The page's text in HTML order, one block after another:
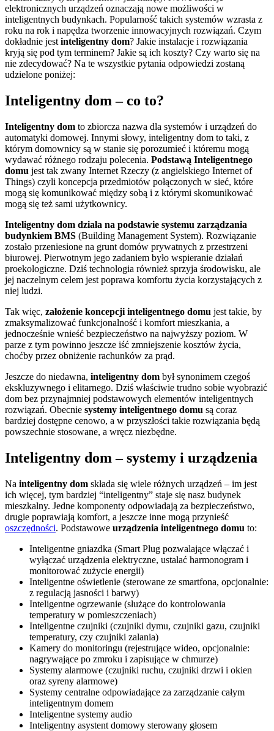
elektronicznych urządzeń oznaczają nowe możliwości w
inteligentnych budynkach. Popularność takich systemów wzrasta z
roku na rok i napędza tworzenie innowacyjnych rozwiązań. Czym
dokładnie jest inteligentny dom? Jakie instalacje i rozwiązania
kryją się pod tym terminem? Jakie są ich koszty? Czy warto się na
nie zdecydować? Na te wszystkie pytania odpowiedzi zostaną
udzielone poniżej:
Inteligentny dom – co to?
Inteligentny dom to zbiorcza nazwa dla systemów i urządzeń do
automatyki domowej. Innymi słowy, inteligentny dom to taki, z
którym domownicy są w stanie się porozumieć i któremu mogą
wydawać różnego rodzaju polecenia. Podstawą Inteligentnego
domu jest tak zwany Internet Rzeczy (z angielskiego Internet of
Things) czyli koncepcja przedmiotów połączonych w sieć, które
mogą się komunikować między sobą i z którymi skomunikować
mogą się też sami użytkownicy.
Inteligentny dom działa na podstawie systemu zarządzania
budynkiem BMS (Building Management System). Rozwiązanie
zostało przeniesione na grunt domów prywatnych z przestrzeni
biurowej. Pierwotnym jego zadaniem było wspieranie działań
proekologiczne. Dziś technologia również sprzyja środowisku, ale
jej naczelnym celem jest poprawa komfortu życia korzystających z
niej ludzi.
Tak więc, założenie koncepcji inteligentnego domu jest takie, by
zmaksymalizować funkcjonalność i komfort mieszkania, a
jednocześnie wnieść bezpieczeństwo na najwyższy poziom. W
parze z tym powinno jeszcze iść zmniejszenie kosztów życia,
choćby przez obniżenie rachunków za prąd.
Jeszcze do niedawna, inteligentny dom był synonimem czegoś
ekskluzywnego i elitarnego. Dziś właściwie trudno sobie wyobrazić
dom bez przynajmniej podstawowych elementów inteligentnych
rozwiązań. Obecnie systemy inteligentnego domu są coraz
bardziej dostępne cenowo, a w przyszłości takie rozwiązania będą
powszechnie stosowane, a wręcz niezbędne.
Inteligentny dom – systemy i urządzenia
Na inteligentny dom składa się wiele różnych urządzeń – im jest
ich więcej, tym bardziej “inteligentny” staje się nasz budynek
mieszkalny. Jedne komponenty odpowiadają za bezpieczeństwo,
drugie poprawiają komfort, a jeszcze inne mogą przynieść
oszczędności. Podstawowe urządzenia inteligentnego domu to:
Inteligentne gniazdka (Smart Plug pozwalające włączać i
wyłączać urządzenia elektryczne, ustalać harmonogram i
monitorować zużycie energii)
Inteligentne oświetlenie (sterowane ze smartfona, opcjonalnie:
z regulacją jasności i barwy)
Inteligentne ogrzewanie (służące do kontrolowania
temperatury w pomieszczeniach)
Inteligentne czujniki (czujniki dymu, czujniki gazu, czujniki
temperatury, czy czujniki zalania)
Kamery do monitoringu (rejestrujące wideo, opcjonalnie:
nagrywające po zmroku i zapisujące w chmurze)
Systemy alarmowe (czujniki ruchu, czujniki drzwi i okien
oraz syreny alarmowe)
Systemy centralne odpowiadające za zarządzanie całym
inteligentnym domem
Inteligentne systemy audio
Inteligentny asystent domowy sterowany głosem